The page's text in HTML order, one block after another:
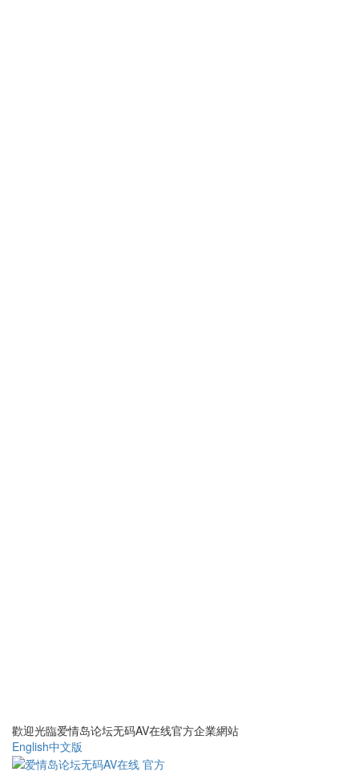
歡迎光臨爱情岛论坛无码AV在线官方企業網站
English中文版